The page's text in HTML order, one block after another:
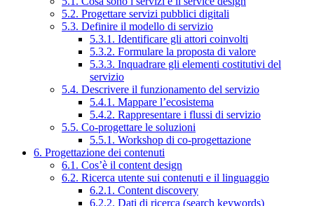
5.2. Progettare servizi pubblici digitali
5.3. Definire il modello di servizio
5.3.1. Identificare gli attori coinvolti
5.3.2. Formulare la proposta di valore
5.3.3. Inquadrare gli elementi costitutivi del
servizio
5.4. Descrivere il funzionamento del servizio
5.4.1. Mappare l’ecosistema
5.4.2. Rappresentare i flussi di servizio
5.5. Co-progettare le soluzioni
5.5.1. Workshop di co-progettazione
6. Progettazione dei contenuti
6.1. Cos’è il content design
6.2. Ricerca utente sui contenuti e il linguaggio
6.2.1. Content discovery
6.2.2. Dati di ricerca (search keywords)